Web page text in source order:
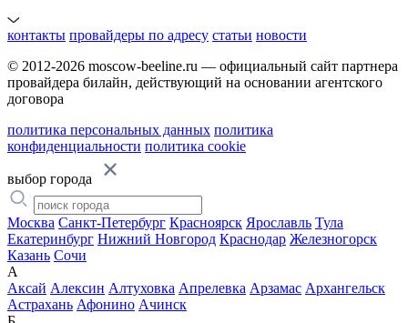
контакты провайдеры по адресу статьи новости
© 2012-2026 moscow-beeline.ru — официальный сайт партнера
провайдера билайн, действующий на основании агентского
договора
политика персональных данных политика
конфиденциальности политика cookie
выбор города
Москва Санкт-Петербург Красноярск Ярославль Тула
Екатеринбург Нижний Новгород Краснодар Железногорск
Казань Сочи
А
Аксай Алексин Алтуховка Апрелевка Арзамас Архангельск
Астрахань Афонино Ачинск